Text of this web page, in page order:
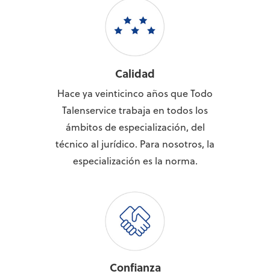
Calidad
Hace ya veinticinco años que Todo
Talenservice trabaja en todos los
ámbitos de especialización, del
técnico al jurídico. Para nosotros, la
especialización es la norma.
Confianza